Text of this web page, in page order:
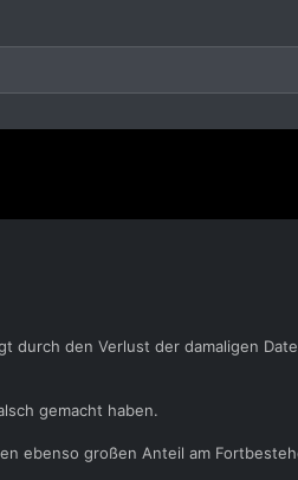
den Verlust der damaligen
gemacht haben.
ebenso großen Anteil am